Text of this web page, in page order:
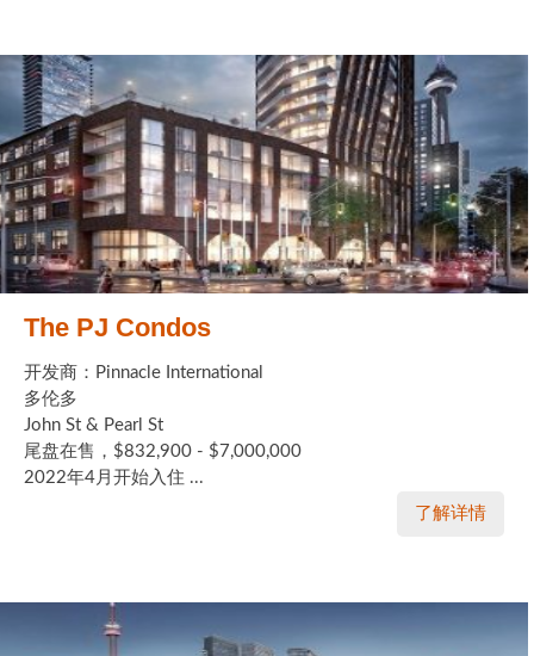
The PJ Condos
开发商：Pinnacle International
多伦多
John St & Pearl St
尾盘在售，$832,900 - $7,000,000
2022年4月开始入住 ...
了解详情